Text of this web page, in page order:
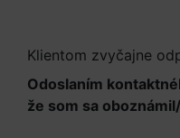
Klientom zvyčajne
Odoslaním
že som sa